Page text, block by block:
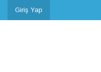
Giriş Yap